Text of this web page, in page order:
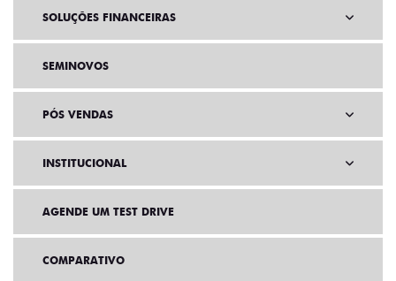
SOLUÇÕES FINANCEIRAS
SEMINOVOS
PÓS VENDAS
INSTITUCIONAL
AGENDE UM TEST DRIVE
COMPARATIVO